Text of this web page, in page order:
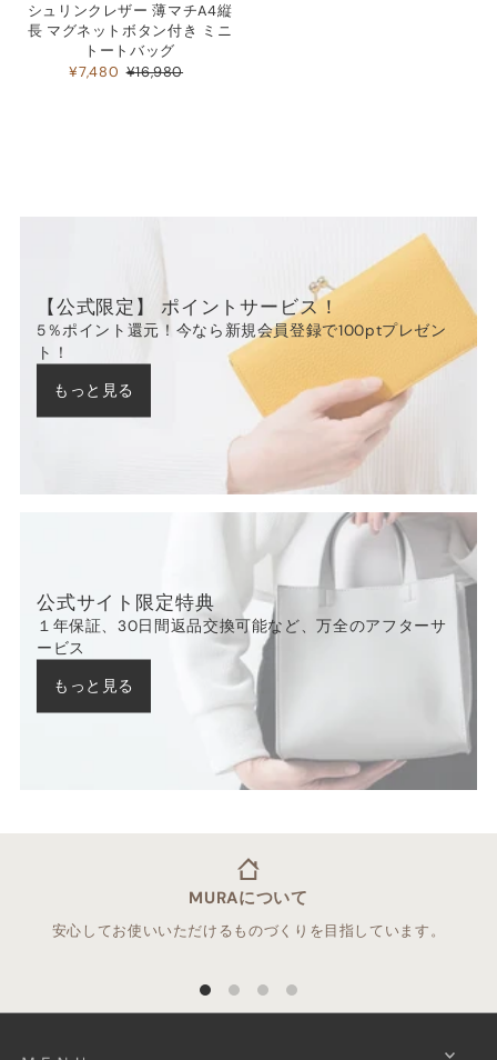
シュリンクレザー 薄マチA4縦
長 マグネットボタン付き ミニ
トートバッグ
¥7,480 ¥16,980
【公式限定】 ポイントサービス！
5％ポイント還元！今なら新規会員登録で100ptプレゼン
ト！
もっと見る
公式サイト限定特典
１年保証、30日間返品交換可能など、万全のアフターサ
ービス
もっと見る
MURAについて
安心してお使いいただけるものづくりを目指しています。